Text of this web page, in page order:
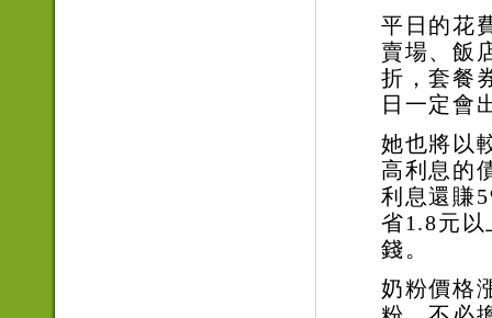
平日的花
賣場、飯
折，套餐
日一定會
她也將以
高利息的
利息還賺
省1.8元以
錢。
奶粉價格